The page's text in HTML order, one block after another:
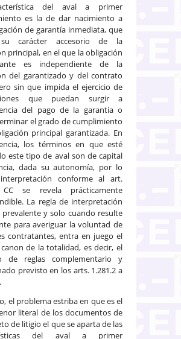
del aval a primer
es la de dar nacimiento a
de garantía inmediata, que
carácter accesorio de la
principal, en el que la obligación
es independiente de la
del garantizado y del contrato
sin que impida el ejercicio de
que puedan surgir a
del pago de la garantía o
el grado de cumplimiento
principal garantizada. En
los términos en que esté
este tipo de aval son de capital
dada su autonomía, por lo
conforme al art.
CC se revela prácticamente
La regla de interpretación
prevalente y solo cuando resulte
para averiguar la voluntad de
contratantes, entra en juego el
de la totalidad, es decir, el
de reglas complementario y
previsto en los arts. 1.281.2 a
el problema estriba en que es el
literal de los documentos de
de litigio el que se aparta de las
del aval a primer